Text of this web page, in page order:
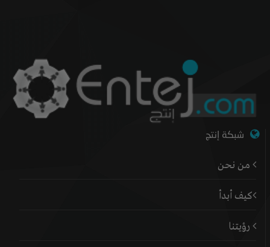
شبكة إنتج
من نحن
كيف أبدأ
رؤيتنا